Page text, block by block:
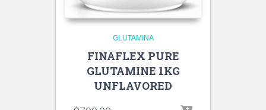
GLUTAMINA
FINAFLEX PURE
GLUTAMINE 1KG
UNFLAVORED